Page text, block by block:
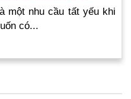
một nhu cầu tất yếu khi
có...